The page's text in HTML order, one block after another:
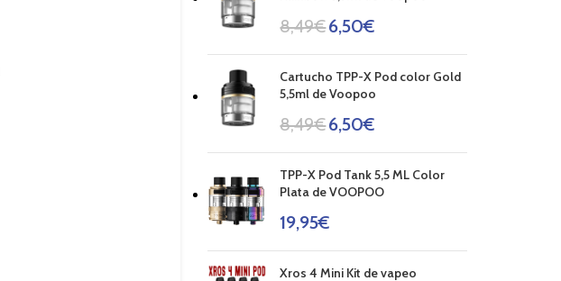
8,49€6,50€
Cartucho TPP-X Pod color Gold
5,5ml de Voopoo
8,49€6,50€
TPP-X Pod Tank 5,5 ML Color
Plata de VOOPOO
19,95€
Xros 4 Mini Kit de vapeo